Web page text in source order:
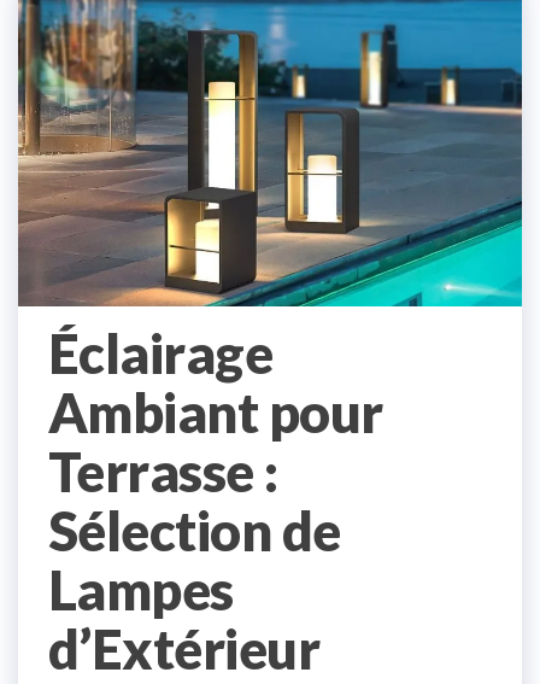
Éclairage
Ambiant pour
Terrasse :
Sélection de
Lampes
d’Extérieur